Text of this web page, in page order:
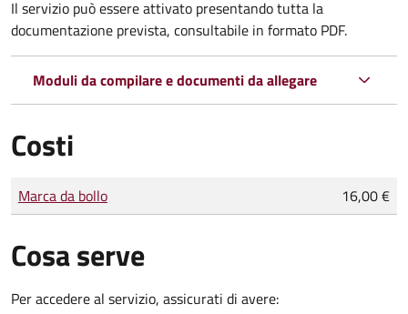
Il servizio può essere attivato presentando tutta la
documentazione prevista, consultabile in formato PDF.
Moduli da compilare e documenti da allegare
Costi
Tipo di pagamento
Importo
Marca da bollo 16,00 €
Cosa serve
Per accedere al servizio, assicurati di avere: